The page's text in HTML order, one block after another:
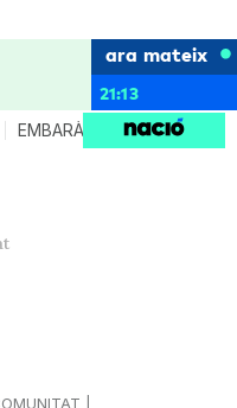
ara mateix
21:13
EMBARÀS CRIANÇA